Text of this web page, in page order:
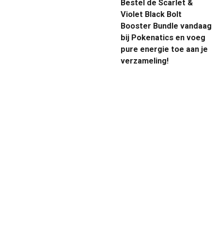
Bestel de Scarlet &
Violet Black Bolt
Booster Bundle vandaag
bij Pokenatics en voeg
pure energie toe aan je
verzameling!